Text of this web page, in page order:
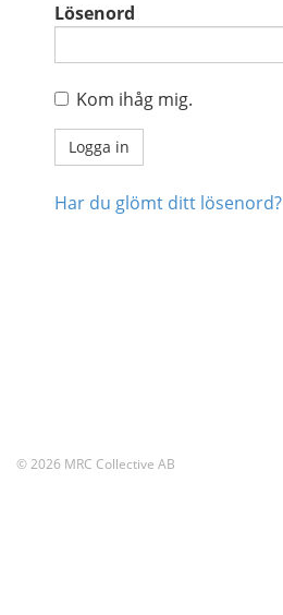
Lösenord
Kom ihåg mig.
Har du glömt ditt lösenord?
© 2026 MRC Collective AB